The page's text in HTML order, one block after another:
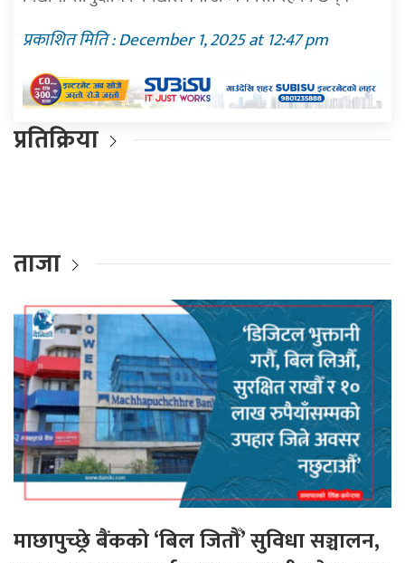
प्रकाशित मिति : December 1, 2025 at 12:47 pm
प्रतिक्रिया
ताजा
माछापुच्छ्रे बैंकको ‘बिल जितौँ’ सुविधा सञ्चालन,